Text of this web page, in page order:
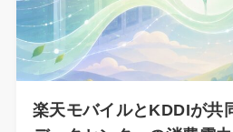
楽天モバイルとKDDIが共